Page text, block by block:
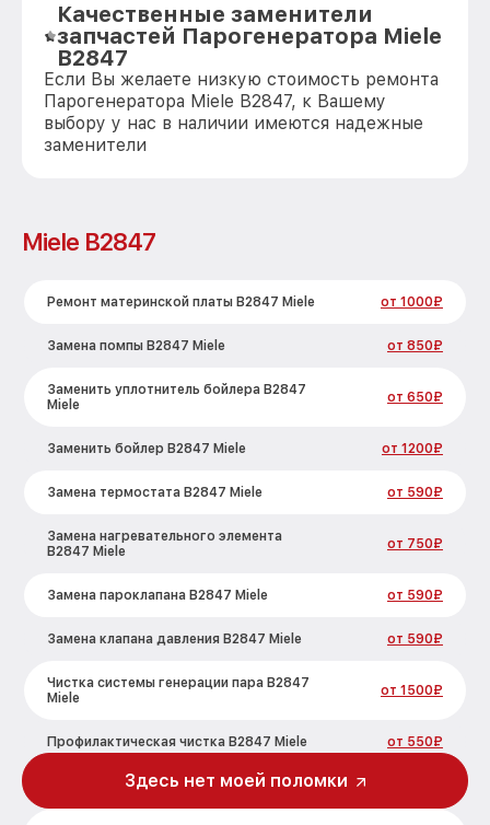
Качественные заменители
запчастей Парогенератора Miele
B2847
Если Вы желаете низкую стоимость ремонта
Парогенератора Miele B2847, к Вашему
выбору у нас в наличии имеются надежные
заменители
Miele B2847
Ремонт материнской платы B2847 Miele от 1000₽
Замена помпы B2847 Miele от 850₽
Заменить уплотнитель бойлера B2847
Miele
от 650₽
Заменить бойлер B2847 Miele от 1200₽
Замена термостата B2847 Miele от 590₽
Замена нагревательного элемента
B2847 Miele
от 750₽
Замена пароклапана B2847 Miele от 590₽
Замена клапана давления B2847 Miele от 590₽
Чистка системы генерации пара B2847
Miele
от 1500₽
Профилактическая чистка B2847 Miele от 550₽
Корпусный ремонт (замена резинок,
Здесь нет моей поломки